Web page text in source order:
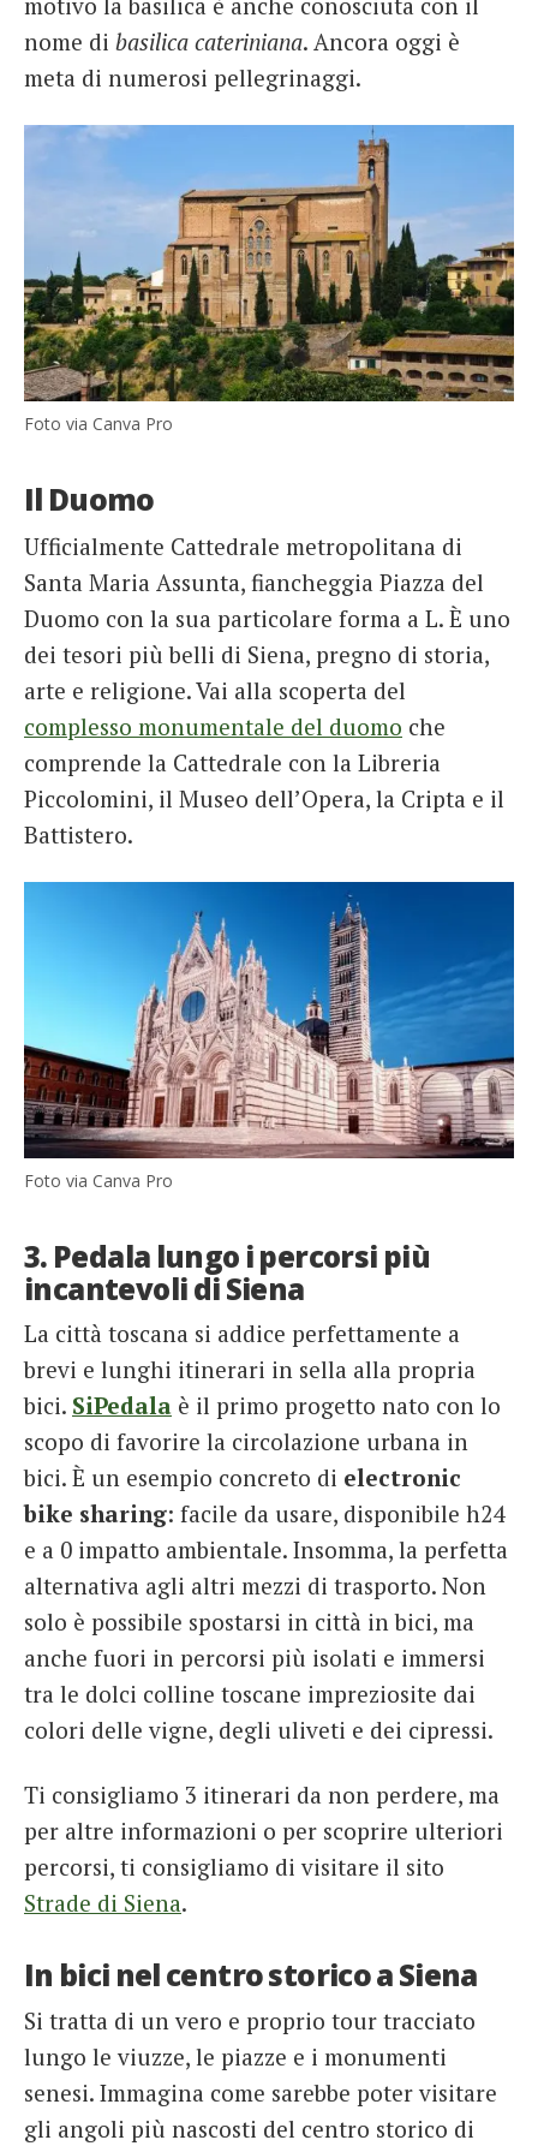
nome di basilica cateriniana. Ancora oggi è
meta di numerosi pellegrinaggi.
Foto via Canva Pro
Il Duomo
Ufficialmente Cattedrale metropolitana di
Santa Maria Assunta, fiancheggia Piazza del
Duomo con la sua particolare forma a L. È uno
dei tesori più belli di Siena, pregno di storia,
arte e religione. Vai alla scoperta del
complesso monumentale del duomo che
comprende la Cattedrale con la Libreria
Piccolomini, il Museo dell’Opera, la Cripta e il
Battistero.
Foto via Canva Pro
3. Pedala lungo i percorsi più
incantevoli di Siena
La città toscana si addice perfettamente a
brevi e lunghi itinerari in sella alla propria
bici. SiPedala è il primo progetto nato con lo
scopo di favorire la circolazione urbana in
bici. È un esempio concreto di electronic
bike sharing: facile da usare, disponibile h24
e a 0 impatto ambientale. Insomma, la perfetta
alternativa agli altri mezzi di trasporto. Non
solo è possibile spostarsi in città in bici, ma
anche fuori in percorsi più isolati e immersi
tra le dolci colline toscane impreziosite dai
colori delle vigne, degli uliveti e dei cipressi.
Ti consigliamo 3 itinerari da non perdere, ma
per altre informazioni o per scoprire ulteriori
percorsi, ti consigliamo di visitare il sito
Strade di Siena.
In bici nel centro storico a Siena
Si tratta di un vero e proprio tour tracciato
lungo le viuzze, le piazze e i monumenti
senesi. Immagina come sarebbe poter visitare
gli angoli più nascosti del centro storico di